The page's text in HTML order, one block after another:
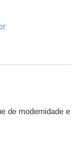
de modernidade e